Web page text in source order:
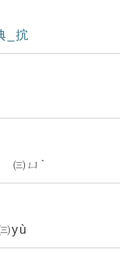
_抭
㈢ㄩˋ
yù